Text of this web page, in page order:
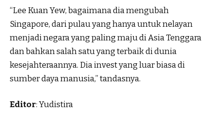
“Lee Kuan Yew, bagaimana dia mengubah
Singapore, dari pulau yang hanya untuk nelayan
menjadi negara yang paling maju di Asia Tenggara
dan bahkan salah satu yang terbaik di dunia
kesejahteraannya. Dia invest yang luar biasa di
sumber daya manusia,” tandasnya.
Editor: Yudistira